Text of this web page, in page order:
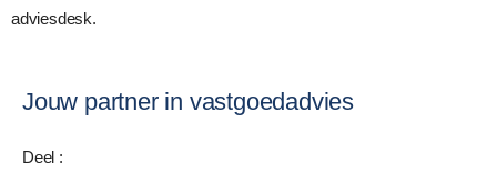
adviesdesk.
Jouw partner in vastgoedadvies
Deel :